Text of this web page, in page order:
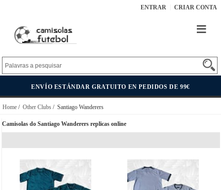
ENTRAR CRIAR CONTA
ENVÍO ESTÁNDAR GRATUITO EN PEDIDOS DE 99€
Home / Other Clubs / Santiago Wanderers
Camisolas do Santiago Wanderers replicas online